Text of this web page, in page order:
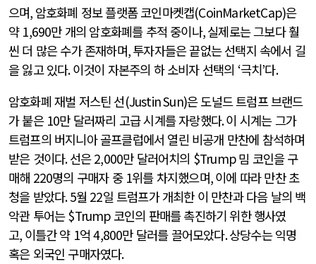
으며, 암호화폐 정보 플랫폼 코인마켓캡(CoinMarketCap)은
약 1,690만 개의 암호화폐를 추적 중이나,실제로는 그보다 훨
씬 더 많은 수가 존재하며,투자자들은 끝없는 선택지 속에서 길
을 잃고 있다.이것이 자본주의 하 소비자 선택의 ‘극치’다.
암호화폐 재벌 저스틴 선(Justin Sun)은 도널드 트럼프 브랜드
가 붙은 10만 달러짜리 고급 시계를 자랑했다.이 시계는 그가
트럼프의 버지니아 골프클럽에서 열린 비공개 만찬에 참석하며
받은 것이다.선은2,000만 달러어치의 $Trump밈 코인을 구
매해 220명의 구매자 중 1위를 차지했으며,이에 따라 만찬 초
청을 받았다. 5월 22일 트럼프가 개최한 이 만찬과 다음 날의 백
악관 투어는$Trump 코인의 판매를 촉진하기 위한 행사였
고, 이틀간 약 1억4,800만 달러를 끌어모았다.상당수는 익명
혹은 외국인 구매자였다.